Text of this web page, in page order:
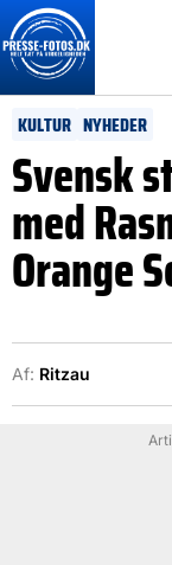
KULTUR NYHEDER
Svensk
med
Orange
Af: Ritzau